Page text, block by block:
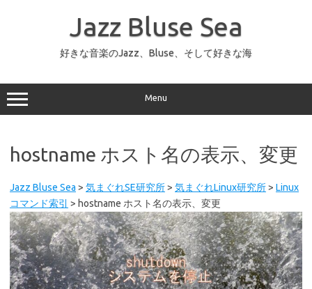
ッ
プ
Jazz Bluse Sea
好きな音楽のJazz、Bluse、そして好きな海
Menu
hostname ホスト名の表示、変更
Jazz Bluse Sea > 気まぐれSE研究所> 気まぐれLinux研究所> Linux
コマンド索引
> hostname ホスト名の表示、変更